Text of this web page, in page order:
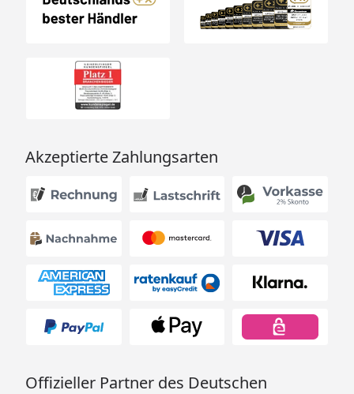
Akzeptierte Zahlungsarten
Offizieller Partner des Deutschen